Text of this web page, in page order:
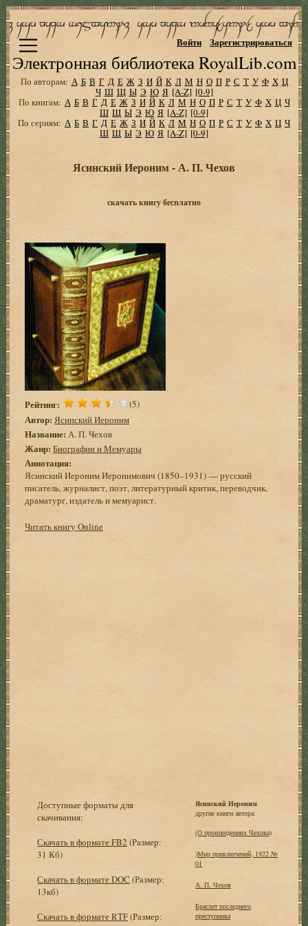
Электронная библиотека RoyalLib.com
Войти Зарегистрироваться
По авторам: А Б В Г Д Е Ж З И Й К Л М Н О П Р С Т У Ф Х Ц
Ч Ш Щ Ы Э Ю Я [A-Z] [0-9]
По книгам: А Б В Г Д Е Ж З И Й К Л М Н О П Р С Т У Ф Х Ц Ч
Ш Щ Ы Э Ю Я [A-Z] [0-9]
По сериям: А Б В Г Д Е Ж З И Й К Л М Н О П Р С Т У Ф Х Ц Ч
Ш Щ Ы Э Ю Я [A-Z] [0-9]
Ясинский Иероним - А. П. Чехов
скачать книгу бесплатно
Рейтинг: (5)
Автор: Ясинский Иероним
Название: А. П. Чехов
Жанр: Биографии и Мемуары
Аннотация:
Ясинский Иероним Иеронимович (1850–1931) — русский
писатель, журналист, поэт, литературный критик, переводчик,
драматург, издатель и мемуарист.
Читать книгу Online
Доступные форматы для
скачивания:
Скачать в формате FB2 (Размер:
31 Кб)
Скачать в формате DOC (Размер:
13кб)
Скачать в формате RTF(Размер:
Ясинский Иероним
другие книги автора:
(О произведениях Чехова)
)Мир приключений, 1922 №
01
А. П. Чехов
Браслет последнего
преступника